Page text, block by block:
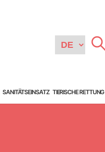
SANITÄTSEINSATZ TIERISCHE RETTUNG